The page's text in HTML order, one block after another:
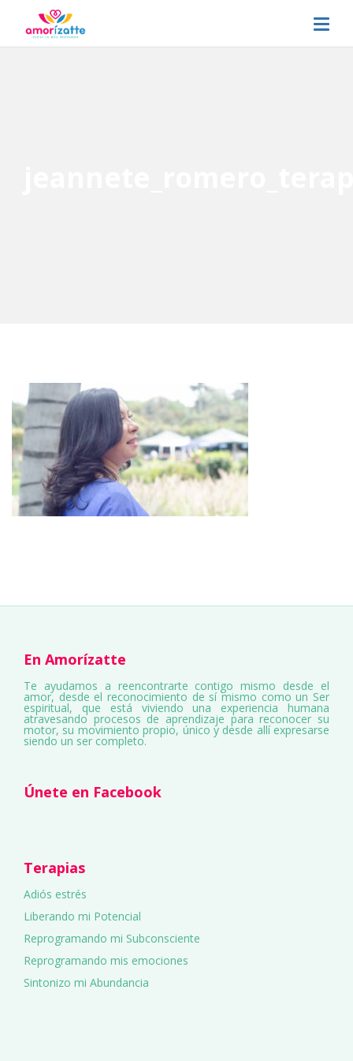
En Amorízatte
Te ayudamos a reencontrarte contigo mismo desde el
amor, desde el reconocimiento de sí mismo como un Ser
espiritual, que está viviendo una experiencia humana
atravesando procesos de aprendizaje para reconocer su
motor, su movimiento propio, único y desde allí expresarse
siendo un ser completo.
Únete en Facebook
Terapias
Adiós estrés
Liberando mi Potencial
Reprogramando mi Subconsciente
Reprogramando mis emociones
Sintonizo mi Abundancia